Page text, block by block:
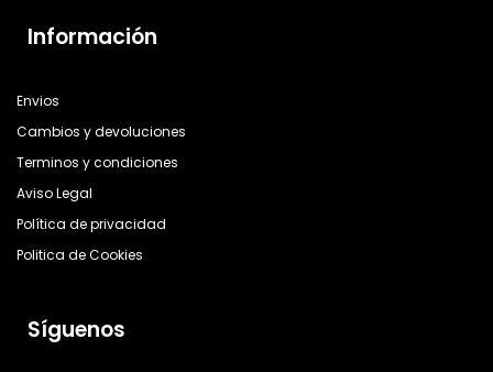
Información
Envios
Cambios y devoluciones
Terminos y condiciones
Aviso Legal
Política de privacidad
Politica de Cookies
Síguenos